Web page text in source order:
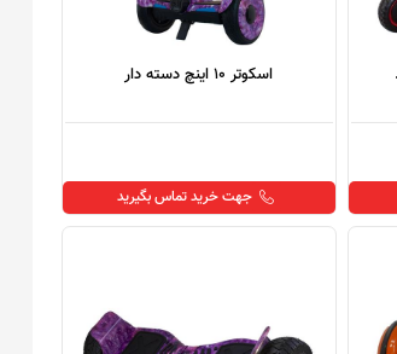
اسکوتر 10 اینچ دسته دار
جهت خرید تماس بگیرید